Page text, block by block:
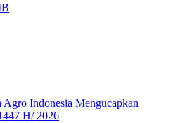
Indonesia Mengucapkan
H/ 2026